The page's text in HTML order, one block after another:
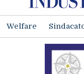
Welfare